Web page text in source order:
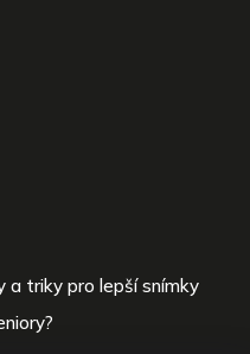
triky pro lepší snímky